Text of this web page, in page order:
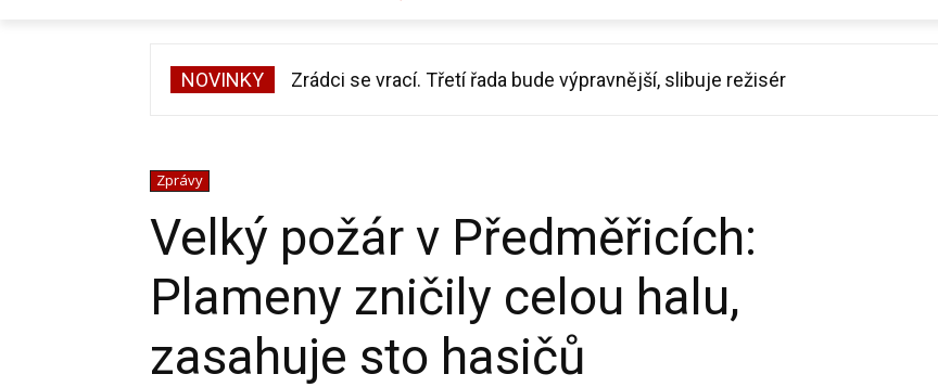
NOVINKY Zrádci se vrací. Třetí řada bude výpravnější, slibuje režisér
Zprávy
Velký požár v Předměřicích:
Plameny zničily celou halu,
zasahuje sto hasičů